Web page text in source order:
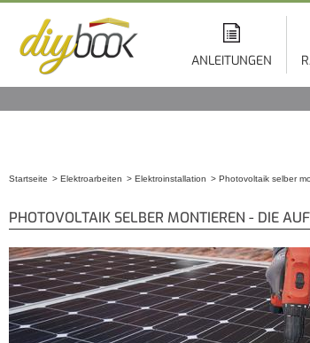
ANLEITUNGEN
Startseite Elektroarbeiten Elektroinstallation Photovoltaik selber
PHOTOVOLTAIK SELBER MONTIEREN - DIE